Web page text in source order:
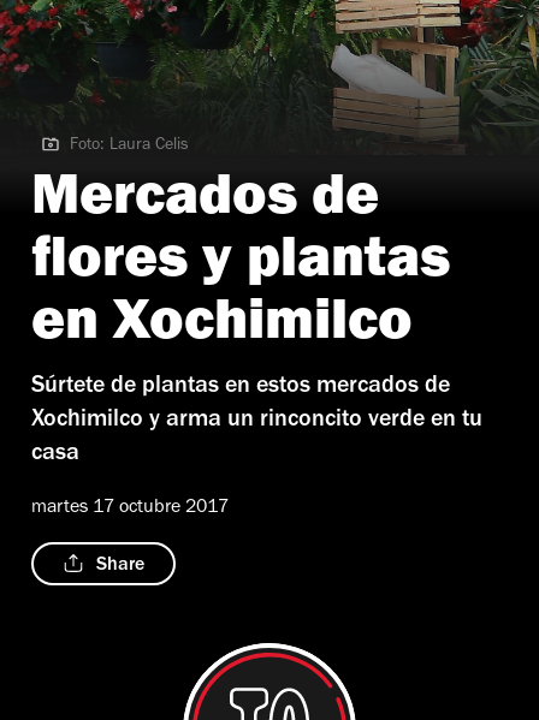
Foto: Laura Celis
Foto: Laura Celis
Mercados de
flores y plantas
en Xochimilco
Súrtete de plantas en estos mercados de
Xochimilco y arma un rinconcito verde en tu
casa
martes 17 octubre 2017
Share